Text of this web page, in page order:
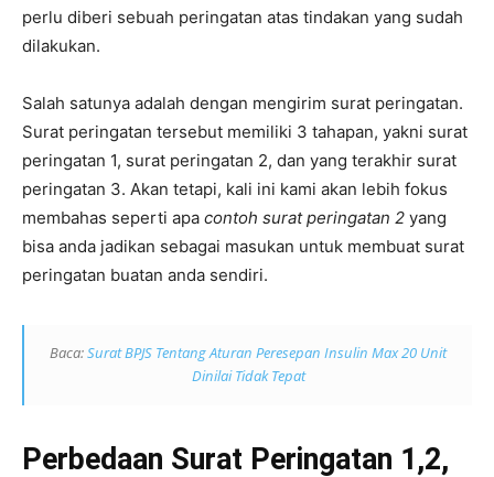
perlu diberi sebuah peringatan atas tindakan yang sudah
dilakukan.
Salah satunya adalah dengan mengirim surat peringatan.
Surat peringatan tersebut memiliki 3 tahapan, yakni surat
peringatan 1, surat peringatan 2, dan yang terakhir surat
peringatan 3. Akan tetapi, kali ini kami akan lebih fokus
membahas seperti apa contoh surat peringatan 2 yang
bisa anda jadikan sebagai masukan untuk membuat surat
peringatan buatan anda sendiri.
Baca:Surat BPJS Tentang Aturan Peresepan Insulin Max 20 Unit
Dinilai Tidak Tepat
Perbedaan Surat Peringatan 1,2,